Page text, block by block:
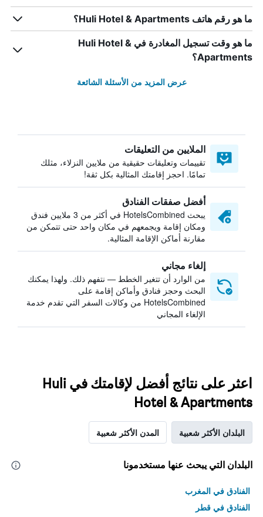
ما هو رقم هاتف Huli Hotel & Apartments؟
ما هو وقت تسجيل المغادرة في Huli Hotel &
Apartments؟
عرض المزيد من الأسئلة الشائعة
الملايين من التعليقات
تقييمات وتعليقات حقيقية من ملايين النزلاء، مثلك
تمامًا. احجز إقامتك المثالية بكل ثقة!
أفضل صفقات الفنادق
يبحث HotelsCombined في أكثر من 3 ملايين فندق
ومكان إقامة ويجمعهم في مكان واحد حتى تتمكن من
مقارنة أماكن الإقامة المثالية.
إلغاء مجاني
من الوارد أن تتغير الخطط — نتفهم ذلك. ولهذا يمكنك
البحث وحجز فنادق وأماكن إقامة على
HotelsCombined من وكالات السفر التي تقدم خدمة
الإلغاء المجاني
اعثر على نتائج أفضل لإقامتك في Huli
Hotel & Apartments
البلدان الأكثر شعبية المدن الأكثر شعبية
البلدان التي يبحث عنها مستخدمونا
الفنادق في المغرب
الفنادق في قطر